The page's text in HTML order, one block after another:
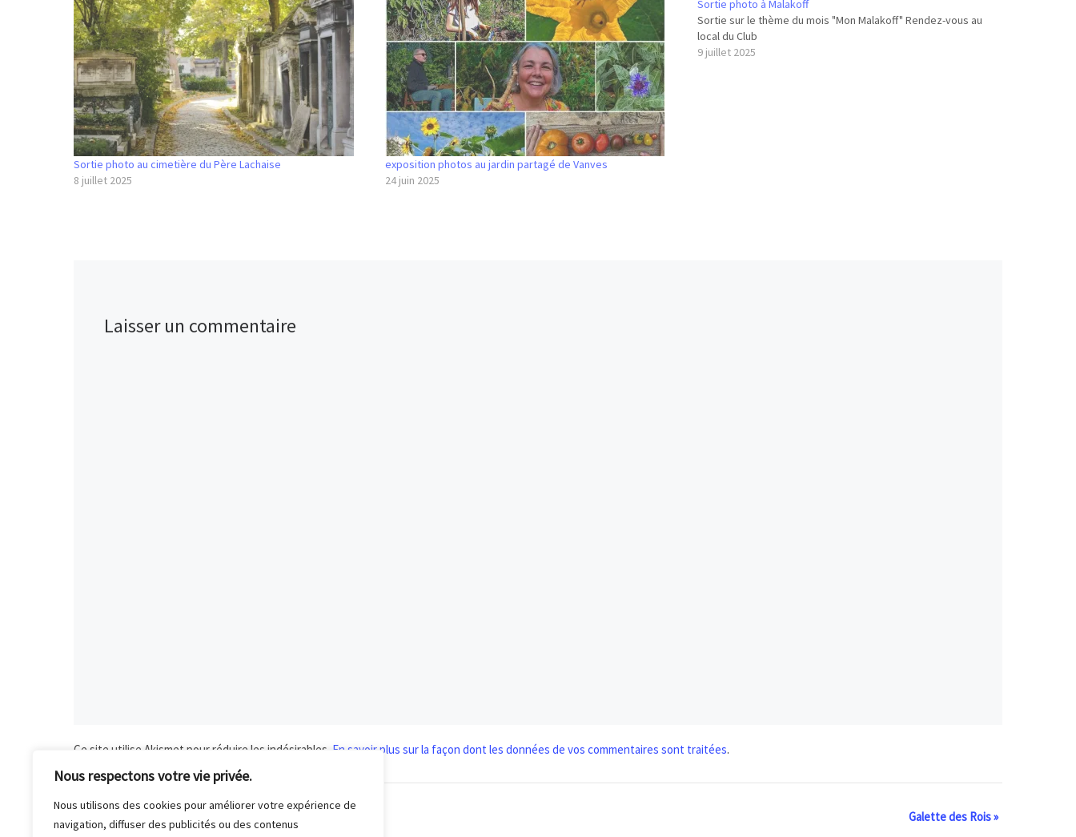
Nous respectons votre vie privée.
Nous utilisons des cookies pour améliorer votre expérience de
navigation, diffuser des publicités ou des contenus
Sortie photo au cimetière du Père Lachaise
8 juillet 2025
exposition photos au jardin partagé de Vanves
24 juin 2025
Sortie photo à Malakoff
Sortie sur le thème du mois "Mon Malakoff" Rendez-vous au
local du Club
9 juillet 2025
Laisser un commentaire
Ce site utilise Akismet pour réduire les indésirables. En savoir plus sur la façon dont les données de vos commentaires sont traitées.
NJanvier 2026 : photographie animalière Galette des Rois»